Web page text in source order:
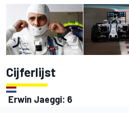
Cijferlijst
Erwin Jaeggi: 6